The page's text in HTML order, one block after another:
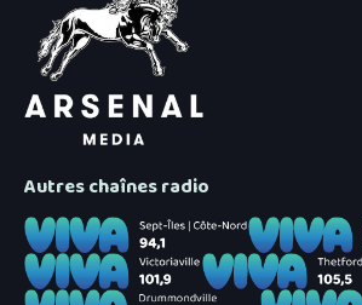
Autres chaînes radio